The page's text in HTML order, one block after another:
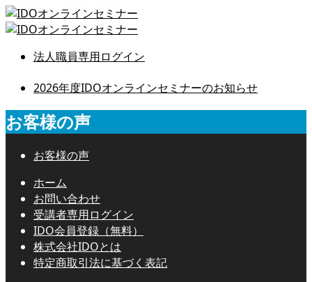
法人職員専用ログイン
2026年度IDOオンラインセミナーのお知らせ
お客様の声
お客様の声
ホーム
お問い合わせ
受講者専用ログイン
IDO会員登録（無料）
株式会社IDOとは
特定商取引法に基づく表記